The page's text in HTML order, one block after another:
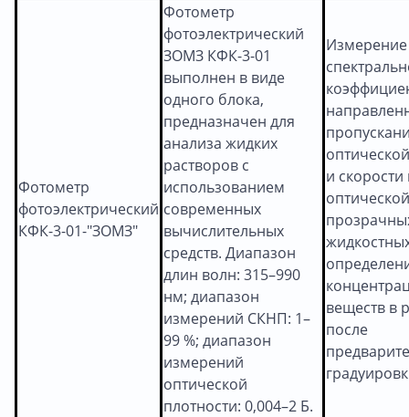
Фотометр
фотоэлектрический
КФК-3-01-"ЗОМЗ"
Фотометр
фотоэлектрический
ЗОМЗ КФК-3-01
выполнен в виде
одного блока,
предназначен для
анализа жидких
растворов с
использованием
современных
вычислительных
средств. Диапазон
длин волн: 315–990
нм; диапазон
измерений СКНП: 1–
99 %; диапазон
измерений
оптической
плотности: 0,004–2 Б.
Измерение
и
веществ в
после